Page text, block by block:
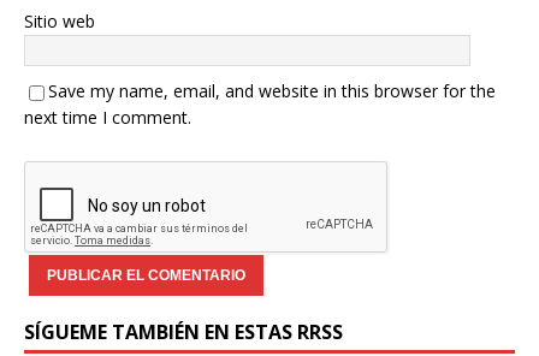
Sitio web
Save my name, email, and website in this browser for the
next time I comment.
SÍGUEME TAMBIÉN EN ESTAS RRSS